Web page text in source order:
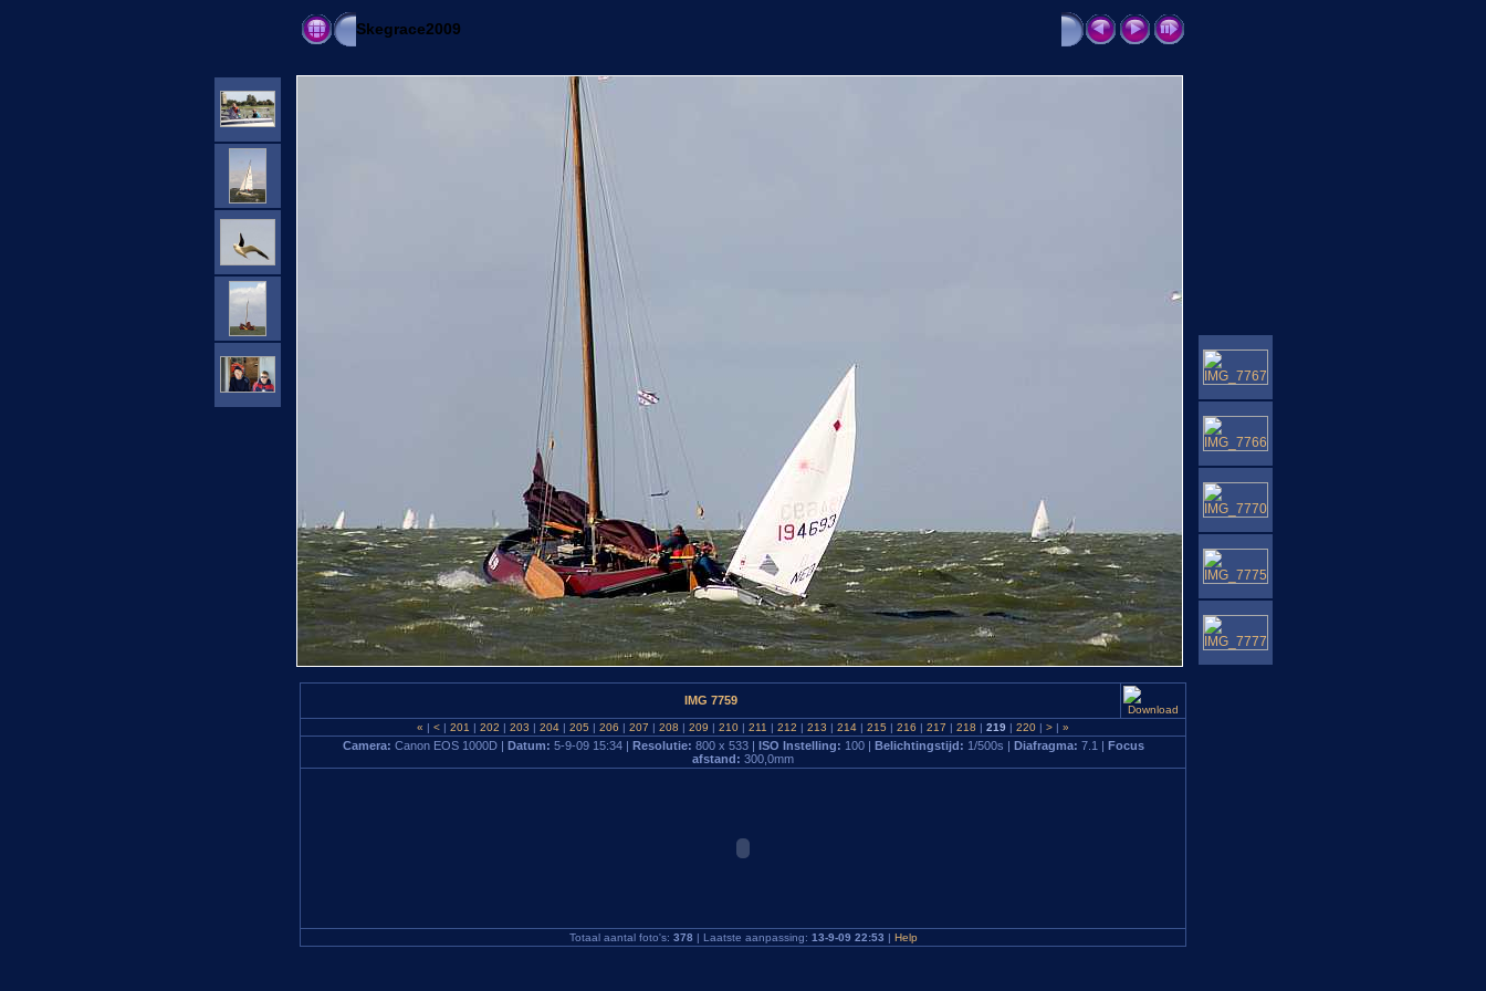
Skegrace2009
IMG 7759
« | < | 201 | 202 | 203 | 204 | 205 | 206 | 207 | 208 | 209 | 210 | 211 | 212 | 213 | 214 | 215 | 216 | 217 | 218 | 219 | 220 | > | »
Camera: Canon EOS 1000D | Datum: 5-9-09 15:34 | Resolutie: 800 x 533 | ISO Instelling: 100 | Belichtingstijd: 1/500s | Diafragma: 7.1 | Focus
afstand: 300,0mm
Totaal aantal foto's: 378 | Laatste aanpassing: 13-9-09 22:53 | Help